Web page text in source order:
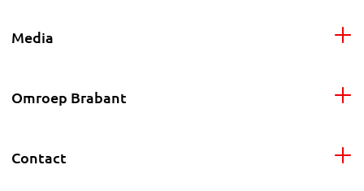
Media
Omroep Brabant
Contact